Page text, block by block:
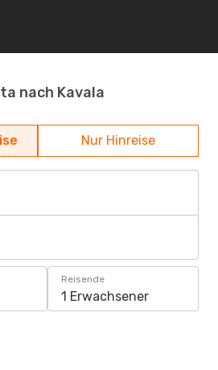
nach Kavala
Nur Hinreise
Reisende
1 Erwachsener